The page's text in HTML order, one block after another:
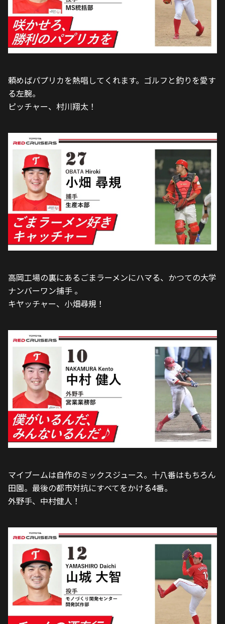
頼めばパプリカを熱唱してくれます。ゴルフと釣りを愛す
る左腕。
ピッチャー、村川翔太！
高岡工場の裏にあるごまラーメンにハマる、かつての大学
ナンバーワン捕手 。
キヤッチャー、小畑尋規！
マイブームは自作のミックスジュース。十八番はもちろん
田園。最後の都市対抗にすべてをかける4番。
外野手、中村健人！